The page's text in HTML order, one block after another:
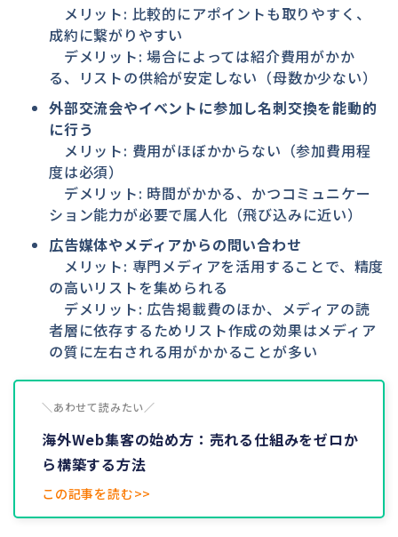
メリット: 比較的にアポイントも取りやすく、
成約に繋がりやすい
デメリット: 場合によっては紹介費用がかか
る、リストの供給が安定しない（母数か少ない）
外部交流会やイベントに参加し名刺交換を能動的
に行う
メリット: 費用がほぼかからない（参加費用程
度は必須）
デメリット: 時間がかかる、かつコミュニケー
ション能力が必要で属人化（飛び込みに近い）
広告媒体やメディアからの問い合わせ
メリット: 専門メディアを活用することで、精度
の高いリストを集められる
デメリット: 広告掲載費のほか、メディアの読
者層に依存するためリスト作成の効果はメディア
の質に左右される用がかかることが多い
＼あわせて読みたい／
海外Web集客の始め方：売れる仕組みをゼロか
ら構築する方法
この記事を読む>>